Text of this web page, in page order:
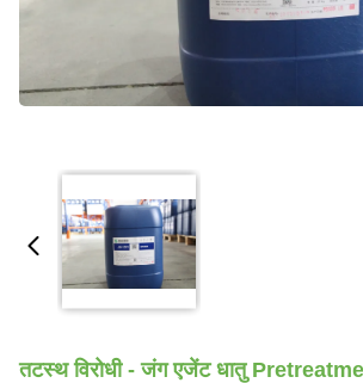
तटस्थ विरोधी - जंग एजेंट धातु